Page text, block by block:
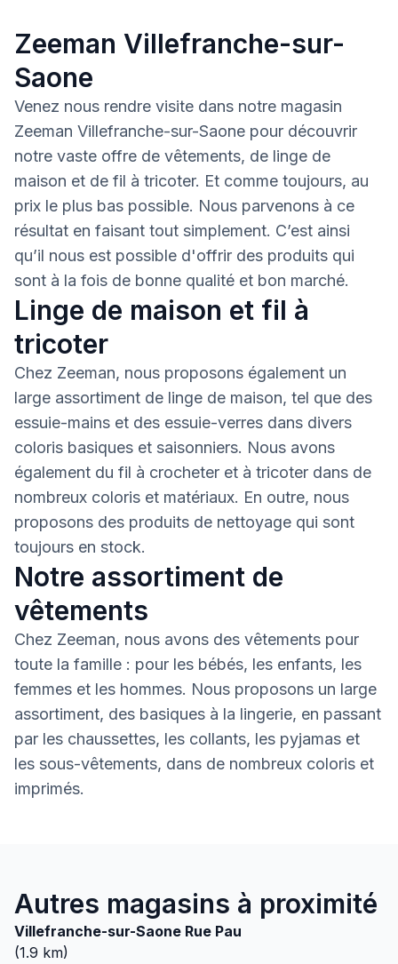
Zeeman Villefranche-sur-
Saone
Venez nous rendre visite dans notre magasin
Zeeman Villefranche-sur-Saone pour découvrir
notre vaste offre de vêtements, de linge de
maison et de fil à tricoter. Et comme toujours, au
prix le plus bas possible. Nous parvenons à ce
résultat en faisant tout simplement. C’est ainsi
qu’il nous est possible d'offrir des produits qui
sont à la fois de bonne qualité et bon marché.
Linge de maison et fil à
tricoter
Chez Zeeman, nous proposons également un
large assortiment de linge de maison, tel que des
essuie-mains et des essuie-verres dans divers
coloris basiques et saisonniers. Nous avons
également du fil à crocheter et à tricoter dans de
nombreux coloris et matériaux. En outre, nous
proposons des produits de nettoyage qui sont
toujours en stock.
Notre assortiment de
vêtements
Chez Zeeman, nous avons des vêtements pour
toute la famille : pour les bébés, les enfants, les
femmes et les hommes. Nous proposons un large
assortiment, des basiques à la lingerie, en passant
par les chaussettes, les collants, les pyjamas et
les sous-vêtements, dans de nombreux coloris et
imprimés.
Autres magasins à proximité
Villefranche-sur-Saone Rue Pau
(1.9 km)